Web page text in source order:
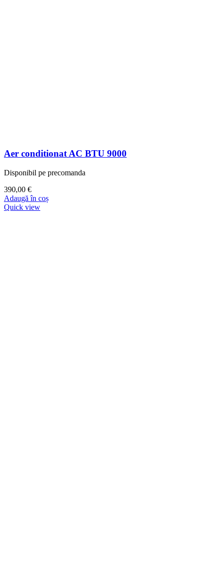
Aer conditionat AC BTU 9000
Disponibil pe precomanda
390,00 €
Adaugă în coș
Quick view